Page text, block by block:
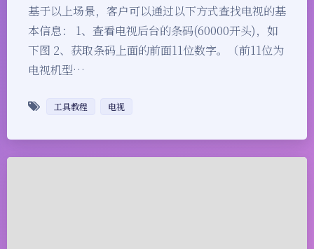
基于以上场景，客户可以通过以下方式查找电视的基
本信息： 1、查看电视后台的条码(60000开头)，如
下图 2、获取条码上面的前面11位数字。（前11位为
电视机型…
工具教程 电视